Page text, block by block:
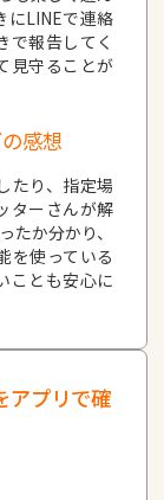
にLINEで連絡
で報告してく
見守ることが
感想
たり、指定場
ターさんが解
たか分かり、
を使っている
ことも安心に
アプリで確